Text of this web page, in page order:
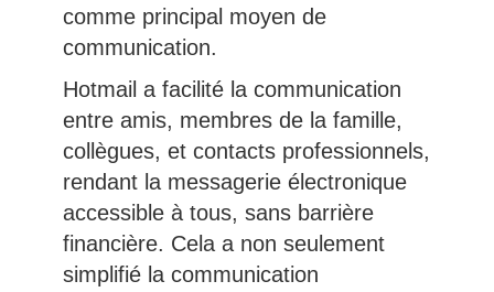
comme principal moyen de
communication.
Hotmail a facilité la communication
entre amis, membres de la famille,
collègues, et contacts professionnels,
rendant la messagerie électronique
accessible à tous, sans barrière
financière. Cela a non seulement
simplifié la communication